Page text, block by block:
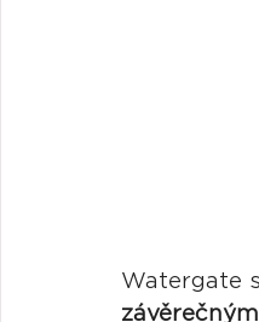
Watergate